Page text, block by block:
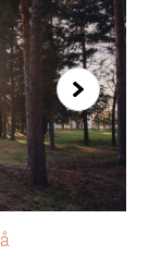
ljuvlig
av